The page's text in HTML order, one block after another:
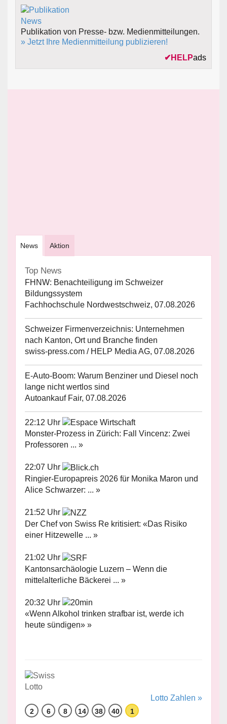
Publikation von Presse- bzw. Medienmitteilungen.
» Jetzt Ihre Medienmitteilung publizieren!
✔ HELPads
News Aktion
Top News
FHNW: Benachteiligung im Schweizer
Bildungssystem
Fachhochschule Nordwestschweiz, 07.08.2026
Schweizer Firmenverzeichnis: Unternehmen
nach Kanton, Ort und Branche finden
swiss-press.com / HELP Media AG, 07.08.2026
E-Auto-Boom: Warum Benziner und Diesel noch
lange nicht wertlos sind
Autoankauf Fair, 07.08.2026
22:12 Uhr
Monster-Prozess in Zürich: Fall Vincenz: Zwei
Professoren ... »
22:07 Uhr
Ringier-Europapreis 2026 für Monika Maron und
Alice Schwarzer: ... »
21:52 Uhr
Der Chef von Swiss Re kritisiert: «Das Risiko
einer Hitzewelle ... »
21:02 Uhr
Kantonsarchäologie Luzern – Wenn die
mittelalterliche Bäckerei ... »
20:32 Uhr
«Wenn Alkohol trinken strafbar ist, werde ich
heute sündigen» »
Lotto Zahlen »
2 6 8 14 38 40 1